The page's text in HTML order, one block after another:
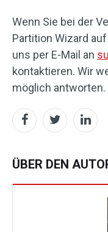
Wenn Sie bei der
Partition Wizard
uns per E-Mail an
kontaktieren. Wir
möglich antworten.
ÜBER DEN